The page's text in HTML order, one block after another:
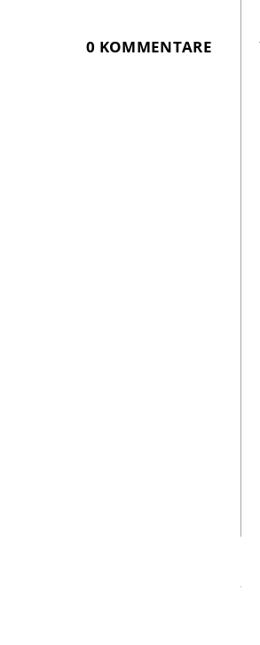
0 KOMMENTARE